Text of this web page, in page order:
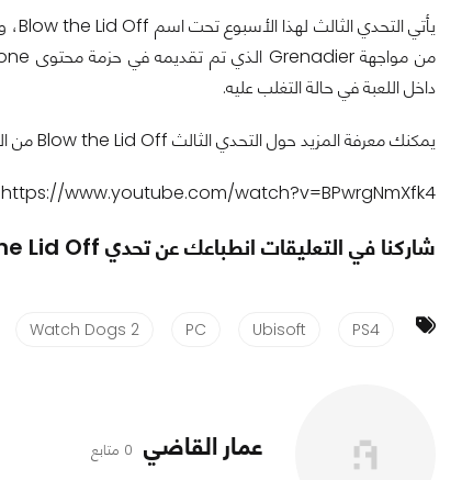
داخل اللعبة في حالة التغلب عليه.
يمكنك معرفة المزيد حول التحدي الثالث Blow the Lid Off من العرض أدناه. لعبة Watch Dogs 2 متاحة الآن على منصات PC,PS4,Xb1.
https://www.youtube.com/watch?v=BPwrgNmXfk4
شاركنا في التعليقات انطباعك عن تحدي Blow the Lid Off الثالث من حدث T-Bone Chaos
PS4
Ubisoft
PC
Watch Dogs 2
عمار القاضي 0 متابع